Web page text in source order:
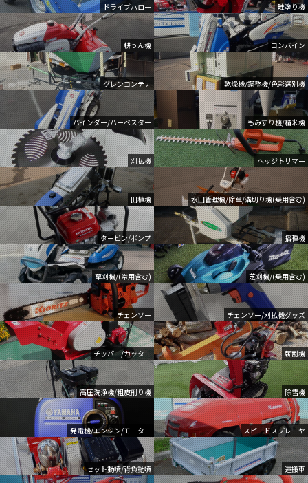
ドライブハロー 畦塗り機
耕うん機 コンバイン
グレンコンテナ 乾燥機/調整機/色彩選別機
バインダー/ハーベスター もみすり機/精米機
刈払機 ヘッジトリマー
田植機 水田管理機/除草/溝切り機(乗用含む)
タービン/ポンプ 播種機
草刈機/(常用含む) 芝刈機/(乗用含む)
チェンソー チェンソー/刈払機グッズ
チッパー/カッター 薪割機
高圧洗浄機/粗皮削り機 除雪機
発電機/エンジン/モーター スピードスプレーヤ
セット動噴/背負動噴 運搬車